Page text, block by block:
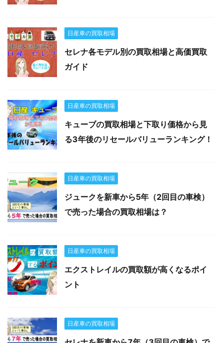
日産車の買取相場
セレナ各モデル別の買取相場と高価買取
ガイド
日産車の買取相場
キューブの買取相場と下取り価格から見
る3年後のリセールバリューランキング！
日産車の買取相場
ジュークを新車から5年（2回目の車検）
で売った場合の買取相場は？
日産車の買取相場
エクストレイルの買取額が高くなるポイ
ント
日産車の買取相場